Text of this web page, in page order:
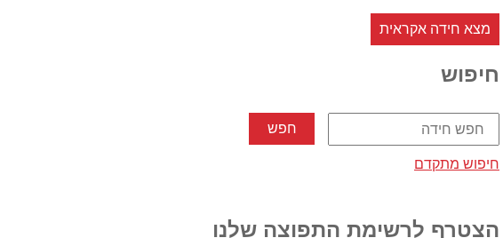
מצא חידה אקראית
חיפוש
חיפוש מתקדם
הצטרף לרשימת התפוצה שלנו